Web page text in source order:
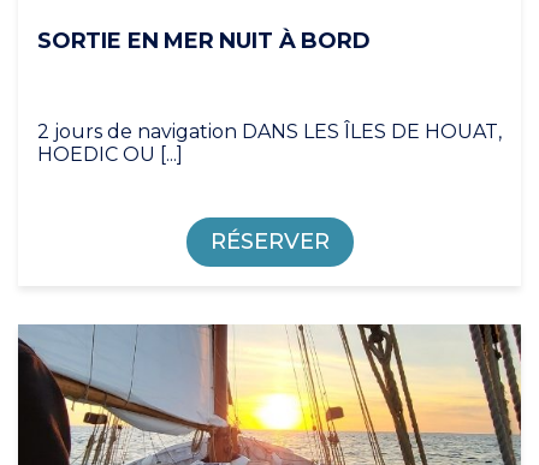
SORTIE EN MER NUIT À BORD
2 jours de navigation DANS LES ÎLES DE HOUAT,
HOEDIC OU [...]
RÉSERVER